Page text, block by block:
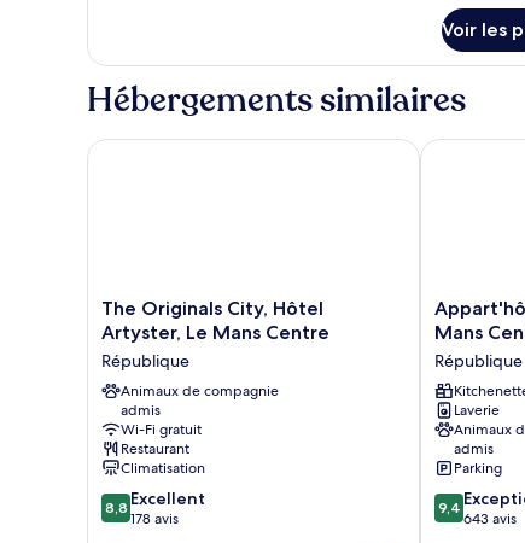
ville
le
type
de
Appartement
Voir les
Hébergements similaires
The
Originals
City,
Hôtel
Artyster,
Mans
Centre
République
The Originals City, Hôtel
Artyster, Le Mans Centre
République
Animaux de compagnie
admis
Wi-Fi gratuit
Restaurant
Climatisation
8.8
sur
8,8 Excellent
178 avis
The Originals City, Hôtel Artyster, Le Mans Centre
Odalys
-
Le
Mans
Centre
Palais
des
Congrès
République
Mans
République
Laverie
Animaux
admis
Parking
9.4
sur
9,4
643 avis